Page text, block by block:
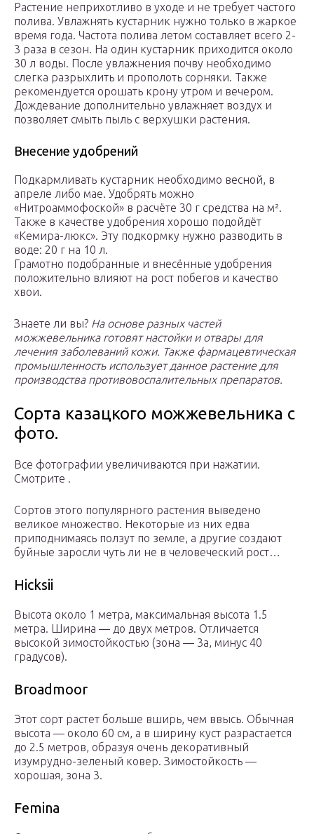
Растение неприхотливо в уходе и не требует частого
полива. Увлажнять кустарник нужно только в жаркое
время года. Частота полива летом составляет всего 2-
3 раза в сезон. На один кустарник приходится около
30 л воды. После увлажнения почву необходимо
слегка разрыхлить и прополоть сорняки. Также
рекомендуется орошать крону утром и вечером.
Дождевание дополнительно увлажняет воздух и
позволяет смыть пыль с верхушки растения.
Внесение удобрений
Подкармливать кустарник необходимо весной, в
апреле либо мае. Удобрять можно
«Нитроаммофоской» в расчёте 30 г средства на м².
Также в качестве удобрения хорошо подойдёт
«Кемира-люкс». Эту подкормку нужно разводить в
воде: 20 г на 10 л.
Грамотно подобранные и внесённые удобрения
положительно влияют на рост побегов и качество
хвои.
Знаете ли вы? На основе разных частей
можжевельника готовят настойки и отвары для
лечения заболеваний кожи. Также фармацевтическая
промышленность использует данное растение для
производства противовоспалительных препаратов.
Сорта казацкого можжевельника с
фото.
Все фотографии увеличиваются при нажатии.
Смотрите .
Сортов этого популярного растения выведено
великое множество. Некоторые из них едва
приподнимаясь ползут по земле, а другие создают
буйные заросли чуть ли не в человеческий рост…
Hicksii
Высота около 1 метра, максимальная высота 1.5
метра. Ширина — до двух метров. Отличается
высокой зимостойкостью (зона — 3а, минус 40
градусов).
Broadmoor
Этот сорт растет больше вширь, чем ввысь. Обычная
высота — около 60 см, а в ширину куст разрастается
до 2.5 метров, образуя очень декоративный
изумрудно-зеленый ковер. Зимостойкость —
хорошая, зона 3.
Femina